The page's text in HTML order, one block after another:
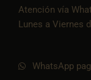
Atención vía
Lunes a Viernes
WhatsApp